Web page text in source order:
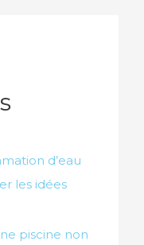
d’eau
les idées
piscine non